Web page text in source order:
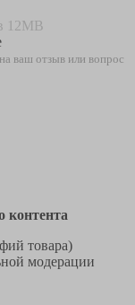
12MB
ваш отзыв или вопрос
контента
товара)
модерации